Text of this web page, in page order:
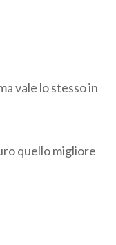
vale lo stesso in
quello migliore